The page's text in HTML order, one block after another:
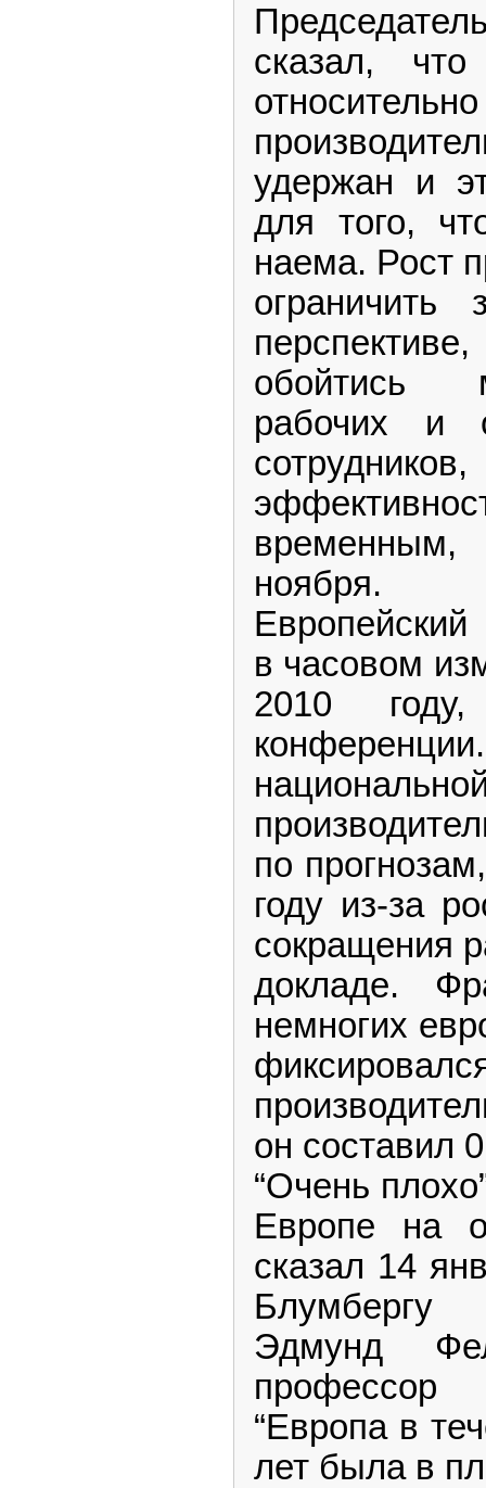
сказал, что
удержан и
для того,
наема. Рост
ограничить
обойтись
рабочих и
ноября.
Европейский
в часовом
2010 году,
по
году из-за
сокращения
докладе.
немногих
он составил
“Очень
Европе на
сказал 14
Блумбергу
Эдмунд
профессор
“Европа в
лет была в